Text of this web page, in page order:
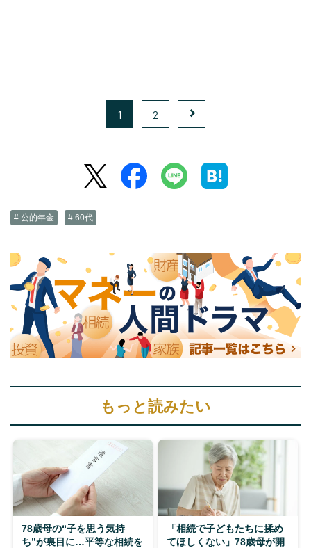
1 2
# 公的年金 # 60代
もっと読みたい
78歳母の“子を思う気持
ち”が裏目に…平等な相続を
「相続で子どもたちに揉め
てほしくない」78歳母が開